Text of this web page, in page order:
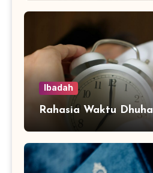
Ibadah
Rahasia Waktu Dhuha